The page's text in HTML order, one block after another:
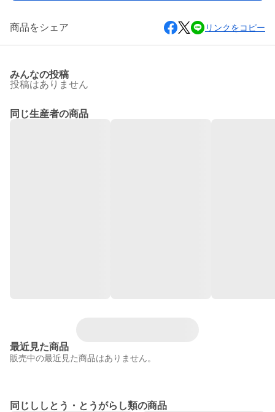
商品をシェア リンクをコピー
みんなの投稿
投稿はありません
同じ生産者の商品
最近見た商品
販売中の最近見た商品はありません。
同じししとう・とうがらし類の商品